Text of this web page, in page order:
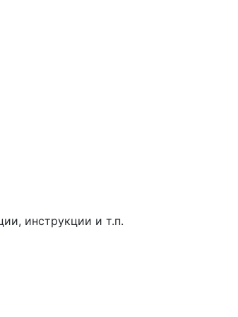
инструкции и т.п.